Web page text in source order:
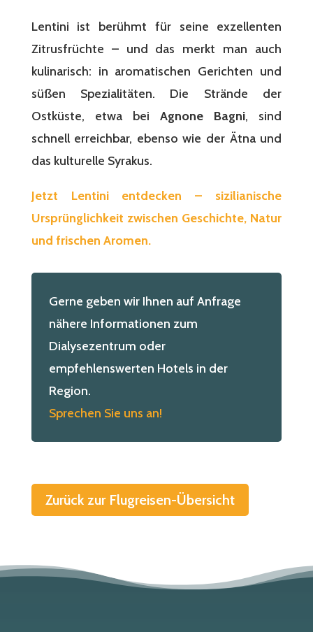
Lentini ist berühmt für seine exzellenten
Zitrusfrüchte – und das merkt man auch
kulinarisch: in aromatischen Gerichten und
süßen Spezialitäten. Die Strände der
Ostküste, etwa beiAgnone Bagni, sind
schnell erreichbar, ebenso wie der Ätna und
das kulturelle Syrakus.
Jetzt Lentini entdecken – sizilianische
Ursprünglichkeit zwischen Geschichte, Natur
und frischen Aromen.
Gerne geben wir Ihnen auf Anfrage
nähere Informationen zum
Dialysezentrum oder
empfehlenswerten Hotels in der
Region.
Sprechen Sie uns an!
Zurück zur Flugreisen-Übersicht